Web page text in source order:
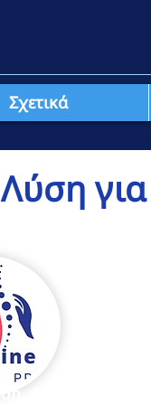
Σχετικά
Λύση